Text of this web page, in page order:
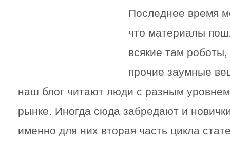
Последнее время
что материалы
всякие там
прочие заумные
наш блог читают люди с разным
рынке. Иногда сюда забредают и
именно для них вторая часть цикла